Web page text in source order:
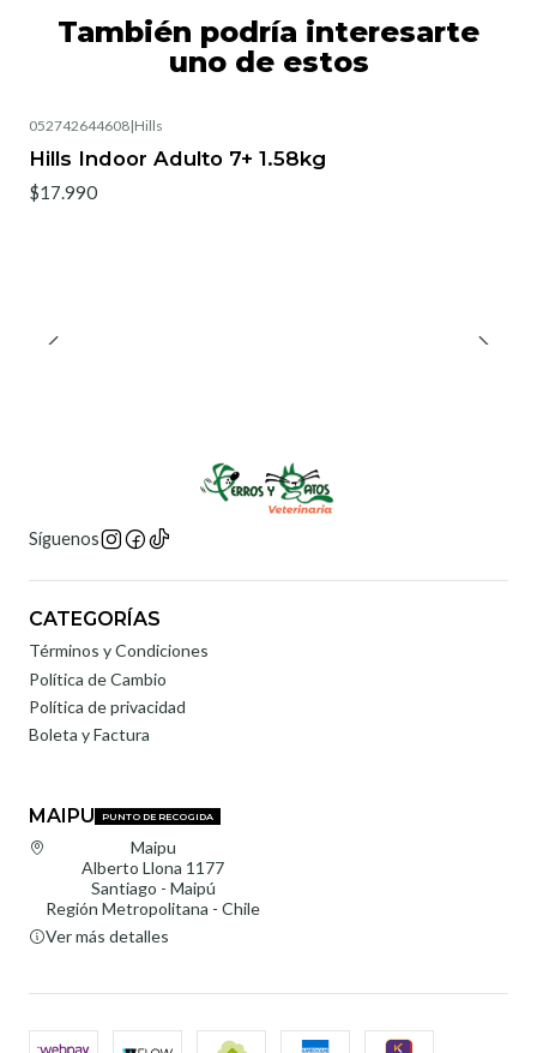
También podría interesarte
uno de estos
052742644608|Hills
Hills Indoor Adulto 7+ 1.58kg
$17.990
Síguenos
CATEGORÍAS
Términos y Condiciones
Política de Cambio
Política de privacidad
Boleta y Factura
MAIPU PUNTO DE RECOGIDA
Maipu
Alberto Llona 1177
Santiago - Maipú
Región Metropolitana - Chile
Ver más detalles